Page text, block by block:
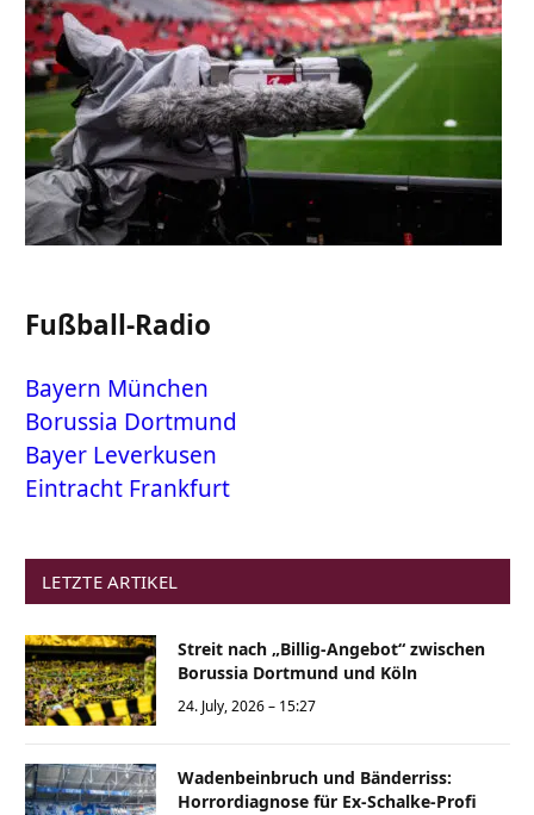
Fußball-Radio
Bayern München
Borussia Dortmund
Bayer Leverkusen
Eintracht Frankfurt
LETZTE ARTIKEL
Streit nach „Billig-Angebot“ zwischen
Borussia Dortmund und Köln
24. July, 2026 – 15:27
Wadenbeinbruch und Bänderriss:
Horrordiagnose für Ex-Schalke-Profi